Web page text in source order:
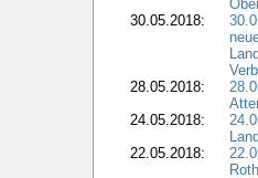
30.05.2018:
28.05.2018:
24.05.2018:
22.05.2018: